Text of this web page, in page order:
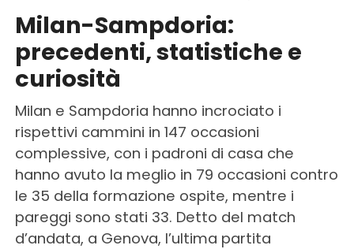
Milan-Sampdoria:
precedenti, statistiche e
curiosità
Milan e Sampdoria hanno incrociato i
rispettivi cammini in 147 occasioni
complessive, con i padroni di casa che
hanno avuto la meglio in 79 occasioni contro
le 35 della formazione ospite, mentre i
pareggi sono stati 33. Detto del match
d’andata, a Genova, l’ultima partita